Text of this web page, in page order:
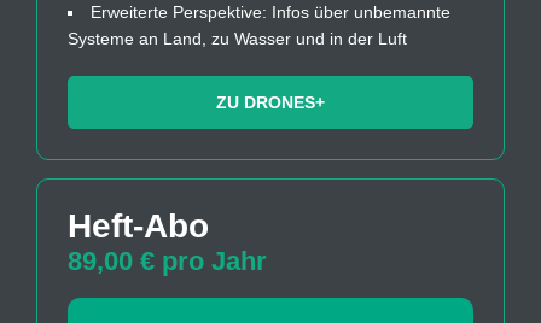
Erweiterte Perspektive: Infos über unbemannte
Systeme an Land, zu Wasser und in der Luft
ZU DRONES+
Heft-Abo
89,00 € pro Jahr